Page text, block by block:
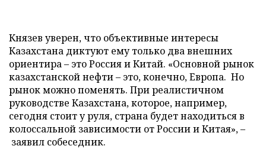
Князев уверен, что объективные интересы
Казахстана диктуют ему только два внешних
ориентира – это Россия и Китай. «Основной рынок
казахстанской нефти – это, конечно, Европа. Но
рынок можно поменять. При реалистичном
руководстве Казахстана, которое, например,
сегодня стоит у руля, страна будет находиться в
колоссальной зависимости от России и Китая», –
заявил собеседник.